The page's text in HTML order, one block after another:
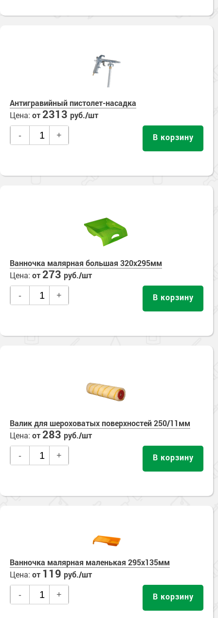
Антигравийный пистолет-насадка
Цена: от2313 руб./шт
- + В корзину
Ванночка малярная большая 320х295мм
Цена: от273 руб./шт
- + В корзину
Валик для шероховатых поверхностей 250/11мм
Цена: от283 руб./шт
- + В корзину
Ванночка малярная маленькая 295х135мм
Цена: от 119 руб./шт
- + В корзину